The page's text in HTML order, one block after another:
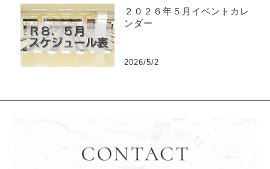
２０２６年５月イベントカレ
ンダー
2026/5/2